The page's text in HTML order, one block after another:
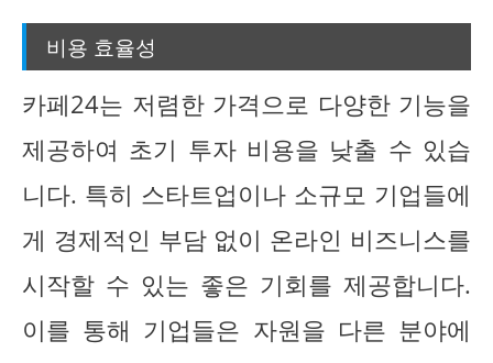
비용 효율성
카페24는 저렴한 가격으로 다양한 기능을
제공하여 초기 투자 비용을 낮출 수 있습
니다. 특히 스타트업이나 소규모 기업들에
게 경제적인 부담 없이 온라인 비즈니스를
시작할 수 있는 좋은 기회를 제공합니다.
이를 통해 기업들은 자원을 다른 분야에